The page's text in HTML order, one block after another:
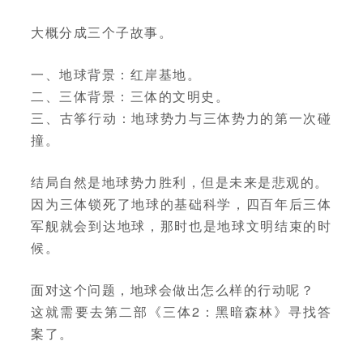
大概分成三个子故事。
一、地球背景：红岸基地。
二、三体背景：三体的文明史。
三、古筝行动：地球势力与三体势力的第一次碰
撞。
结局自然是地球势力胜利，但是未来是悲观的。
因为三体锁死了地球的基础科学，四百年后三体
军舰就会到达地球，那时也是地球文明结束的时
候。
面对这个问题，地球会做出怎么样的行动呢？
这就需要去第二部《三体2：黑暗森林》寻找答
案了。